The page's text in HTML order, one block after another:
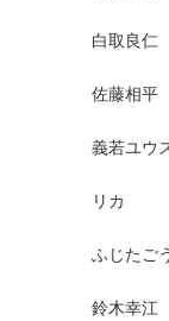
良仁
他 佐藤相平
若ユウス
リカ
ふじたごう
で 鈴木幸江